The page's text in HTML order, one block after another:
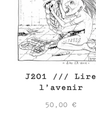
J201 /// Lire
l’avenir
50,00€